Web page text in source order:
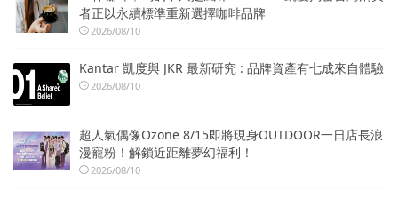
者正以永續標準重新選擇咖啡品牌
2026/08/10
Kantar 凱度與 JKR 最新研究 : 品牌資產有七成來自體驗
2026/08/10
超人氣偶像Ozone 8/15即將現身OUTDOOR一日店長浪
漫寵粉！解鎖近距離夢幻福利！
2026/08/10